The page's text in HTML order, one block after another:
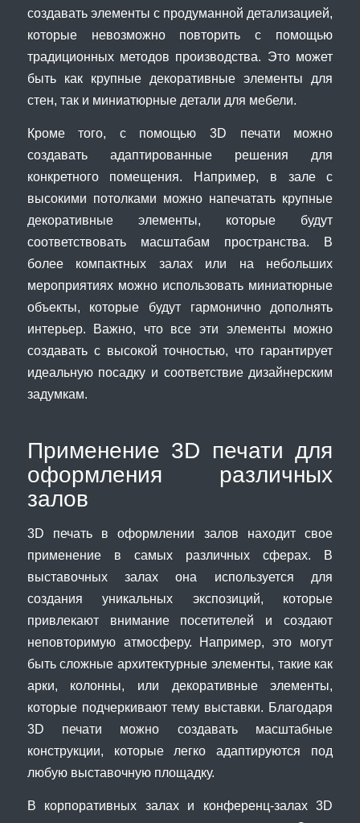
создавать элементы с продуманной детализацией,
которые невозможно повторить с помощью
традиционных методов производства. Это может
быть как крупные декоративные элементы для
стен, так и миниатюрные детали для мебели.
Кроме того, с помощью 3D печати можно
создавать адаптированные решения для
конкретного помещения. Например, в зале с
высокими потолками можно напечатать крупные
декоративные элементы, которые будут
соответствовать масштабам пространства. В
более компактных залах или на небольших
мероприятиях можно использовать миниатюрные
объекты, которые будут гармонично дополнять
интерьер. Важно, что все эти элементы можно
создавать с высокой точностью, что гарантирует
идеальную посадку и соответствие дизайнерским
задумкам.
Применение 3D печати для
оформления различных
залов
3D печать в оформлении залов находит свое
применение в самых различных сферах. В
выставочных залах она используется для
создания уникальных экспозиций, которые
привлекают внимание посетителей и создают
неповторимую атмосферу. Например, это могут
быть сложные архитектурные элементы, такие как
арки, колонны, или декоративные элементы,
которые подчеркивают тему выставки. Благодаря
3D печати можно создавать масштабные
конструкции, которые легко адаптируются под
любую выставочную площадку.
В корпоративных залах и конференц-залах 3D